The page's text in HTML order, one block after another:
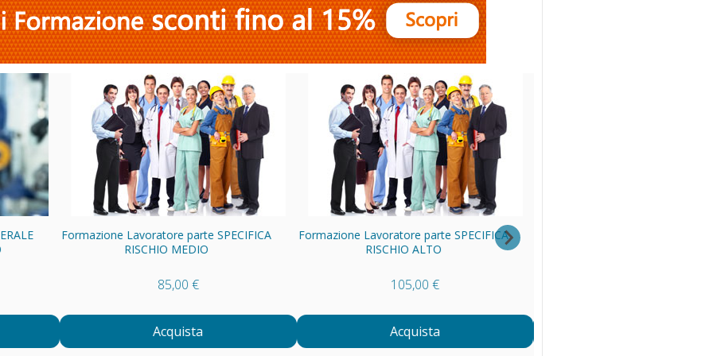
Formazione Lavoratore parte SPECIFICA
RISCHIO MEDIO
85,00 €
Acquista
Formazione Lavoratore parte SPECIFICA
RISCHIO ALTO
105,00 €
Acquista